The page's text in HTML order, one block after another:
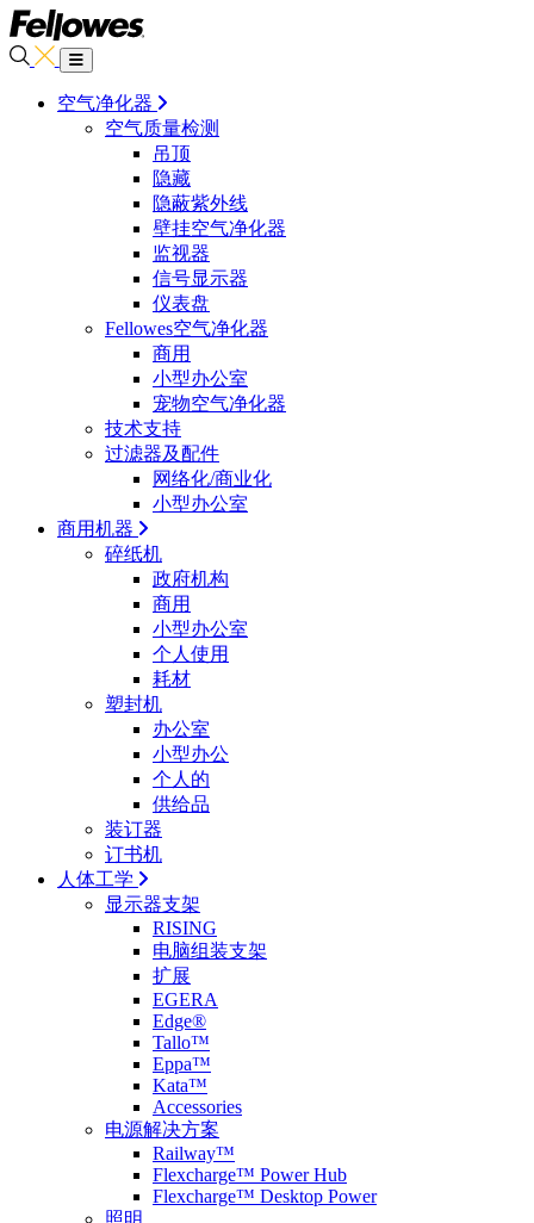
空气净化器
空气质量检测
吊顶
隐藏
隐蔽紫外线
壁挂空气净化器
监视器
信号显示器
仪表盘
Fellowes空气净化器
商用
小型办公室
宠物空气净化器
技术支持
过滤器及配件
网络化/商业化
小型办公室
商用机器
碎纸机
政府机构
商用
小型办公室
个人使用
耗材
塑封机
办公室
小型办公
个人的
供给品
装订器
订书机
人体工学
显示器支架
RISING
电脑组装支架
扩展
EGERA
Edge®
Tallo™
Eppa™
Kata™
Accessories
电源解决方案
Railway™
Flexcharge™ Power Hub
Flexcharge™ Desktop Power
照明